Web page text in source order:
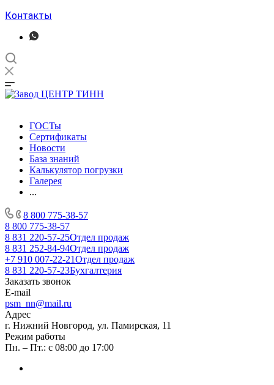
Контакты
ГОСТы
Сертификаты
Новости
База знаний
Калькулятор погрузки
Галерея
...
8 800 775-38-57
8 800 775-38-57
8 831 220-57-25Отдел продаж
8 831 252-84-94Отдел продаж
+7 910 007-22-21Отдел продаж
8 831 220-57-23Бухгалтерия
Заказать звонок
E-mail
psm_nn@mail.ru
Адрес
г. Нижний Новгород, ул. Памирская, 11
Режим работы
Пн. – Пт.: с 08:00 до 17:00